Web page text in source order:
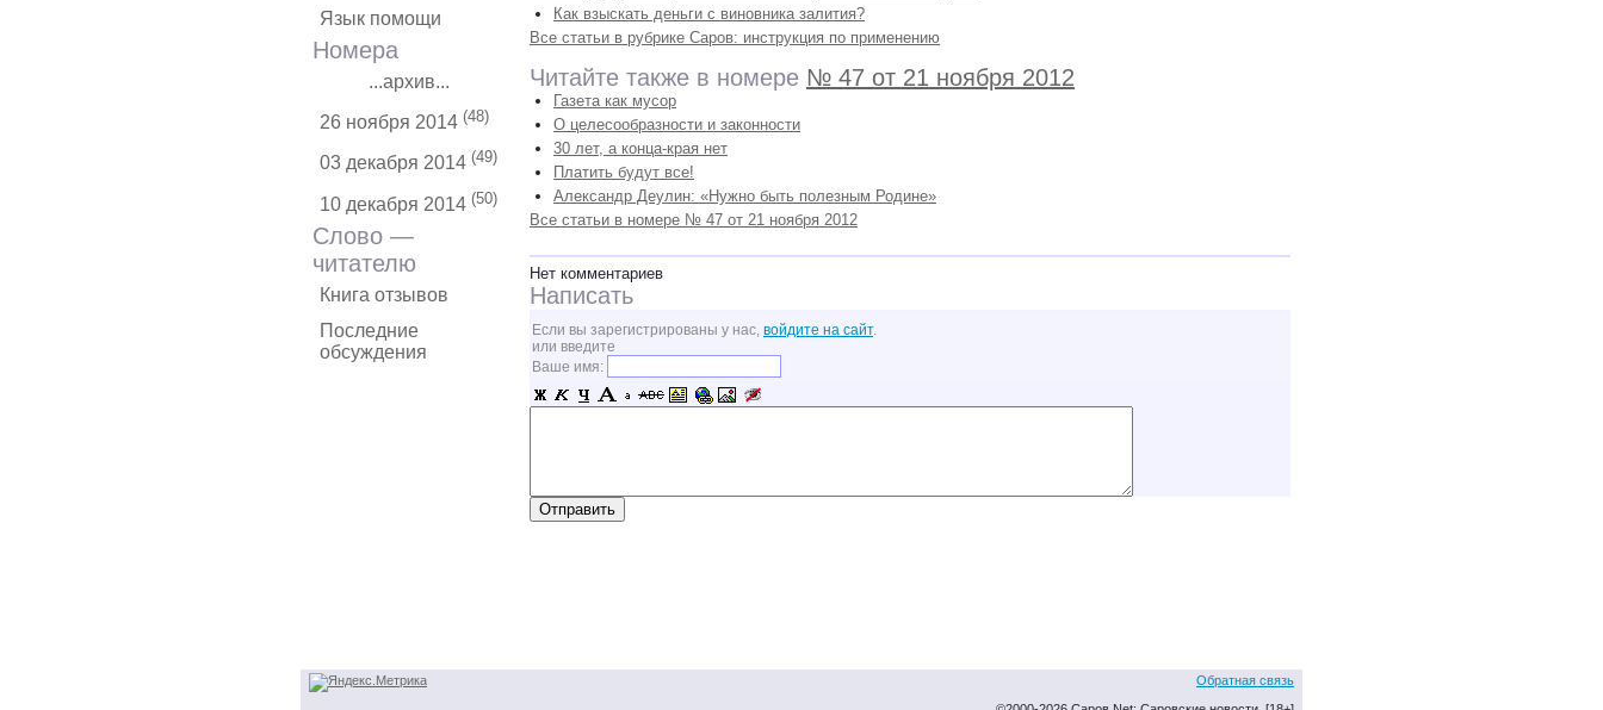
Язык помощи
Номера
...архив...
26 ноября 2014 (48)
03 декабря 2014 (49)
10 декабря 2014 (50)
Слово —
читателю
Книга отзывов
Последние
обсуждения
Как взыскать деньги с виновника залития?
Все статьи в рубрике Саров: инструкция по применению
Читайте также в номере № 47 от 21 ноября 2012
Газета как мусор
О целесообразности и законности
30 лет, а конца-края нет
Платить будут все!
Александр Деулин: «Нужно быть полезным Родине»
Все статьи в номере № 47 от 21 ноября 2012
Нет комментариев
Написать
Если вы зарегистрированы у нас, войдите на сайт.
или введите
Ваше имя:
Обратная связь